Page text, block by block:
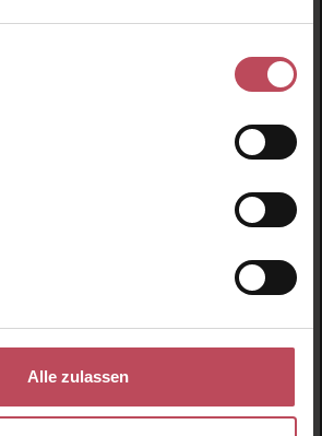
Alle zulassen
Blush